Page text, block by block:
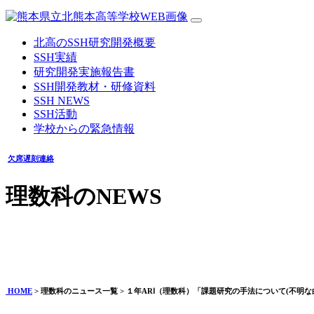
北高のSSH研究開発概要
SSH実績
研究開発実施報告書
SSH開発教材・研修資料
SSH NEWS
SSH活動
学校からの緊急情報
欠席遅刻連絡
理数科のNEWS
HOME > 理数科のニュース一覧 > １年ARⅠ（理数科）「課題研究の手法について(不明な